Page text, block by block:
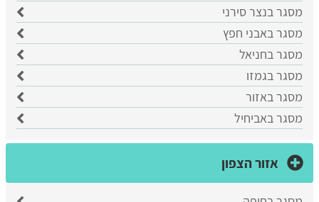
מסגר בנצר סירני
מסגר באבני חפץ
מסגר בחניאל
מסגר בגמזו
מסגר באזור
מסגר באביחיל
אזור הצפון